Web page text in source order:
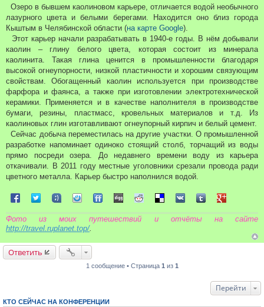
о
о
б
е
н
е
Озеро в бывшем каолиновом карьере, отличается водой необычного
лазурного цвета и белыми берегами. Находится оно близ города
Кыштым в Челябинской области (на карте Google).
Этот карьер начали разрабатывать в 1940-е годы. В нём добывали
каолин – глину белого цвета, которая состоит из минерала
каолинита. Такая глина ценится в промышленности благодаря
высокой огнеупорности, низкой пластичности и хорошим связующим
свойствам. Обогащенный каолин используется при производстве
фарфора и фаянса, а также при изготовлении электротехнической
керамики. Применяется и в качестве наполнителя в производстве
бумаги, резины, пластмасс, кровельных материалов и т.д. Из
каолиновых глин изготавливают огнеупорный кирпич и белый цемент.
Сейчас добыча переместилась на другие участки. О промышленной
разработке напоминает одиноко стоящий столб, торчащий из воды
прямо посреди озера. До недавнего времени воду из карьера
откачивали. В 2011 году местные уголовники срезали провода ради
цветного металла. Карьер быстро наполнился водой.
Поделиться в Facebook
Поделиться в Twitter
Поделиться в Tuenti
Поделиться в Sonico
Поделиться в FriendFeed
Поделиться в Digg
Поделиться в Reddit
Поделиться в Delicious
Поделиться в VK
Поделиться в
Поделиться
Фото из моих путешествий и отчёты на сайте
http://travel.ruplanet.top/.
Ответить
1 сообщение • Страница 1 из 1
Перейти
КТО СЕЙЧАС НА КОНФЕРЕНЦИИ